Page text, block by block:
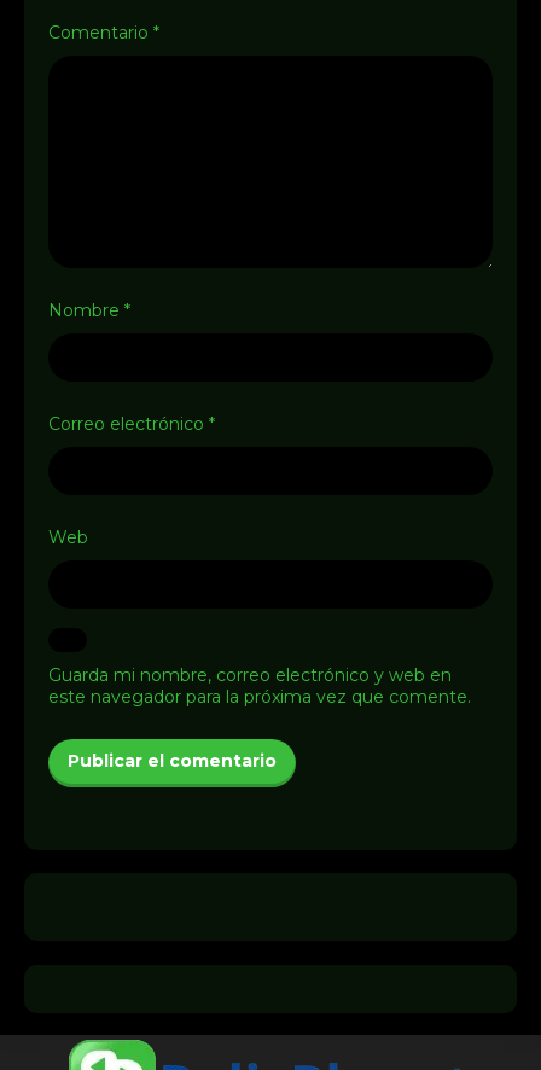
Comentario *
Nombre *
Correo electrónico *
Web
Guarda mi nombre, correo electrónico y web en
este navegador para la próxima vez que comente.